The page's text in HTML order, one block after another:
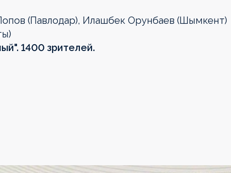
(Павлодар), Илашбек Орунбаев (Шымкент)
1400 зрителей.